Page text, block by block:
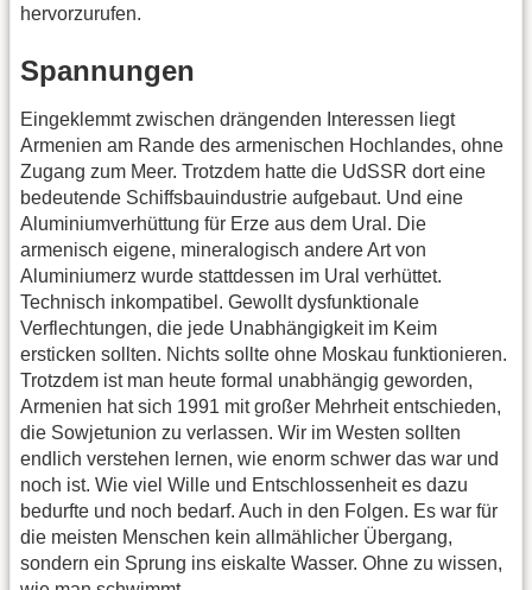
hervorzurufen.
Spannungen
Eingeklemmt zwischen drängenden Interessen liegt
Armenien am Rande des armenischen Hochlandes, ohne
Zugang zum Meer. Trotzdem hatte die UdSSR dort eine
bedeutende Schiffsbauindustrie aufgebaut. Und eine
Aluminiumverhüttung für Erze aus dem Ural. Die
armenisch eigene, mineralogisch andere Art von
Aluminiumerz wurde stattdessen im Ural verhüttet.
Technisch inkompatibel. Gewollt dysfunktionale
Verflechtungen, die jede Unabhängigkeit im Keim
ersticken sollten. Nichts sollte ohne Moskau funktionieren.
Trotzdem ist man heute formal unabhängig geworden,
Armenien hat sich 1991 mit großer Mehrheit entschieden,
die Sowjetunion zu verlassen. Wir im Westen sollten
endlich verstehen lernen, wie enorm schwer das war und
noch ist. Wie viel Wille und Entschlossenheit es dazu
bedurfte und noch bedarf. Auch in den Folgen. Es war für
die meisten Menschen kein allmählicher Übergang,
sondern ein Sprung ins eiskalte Wasser. Ohne zu wissen,